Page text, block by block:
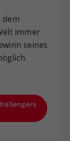
dem
immer
seines